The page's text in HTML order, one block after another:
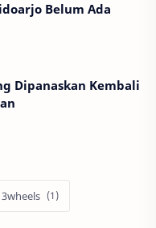
Belum Ada
Dipanaskan Kembali
3wheels